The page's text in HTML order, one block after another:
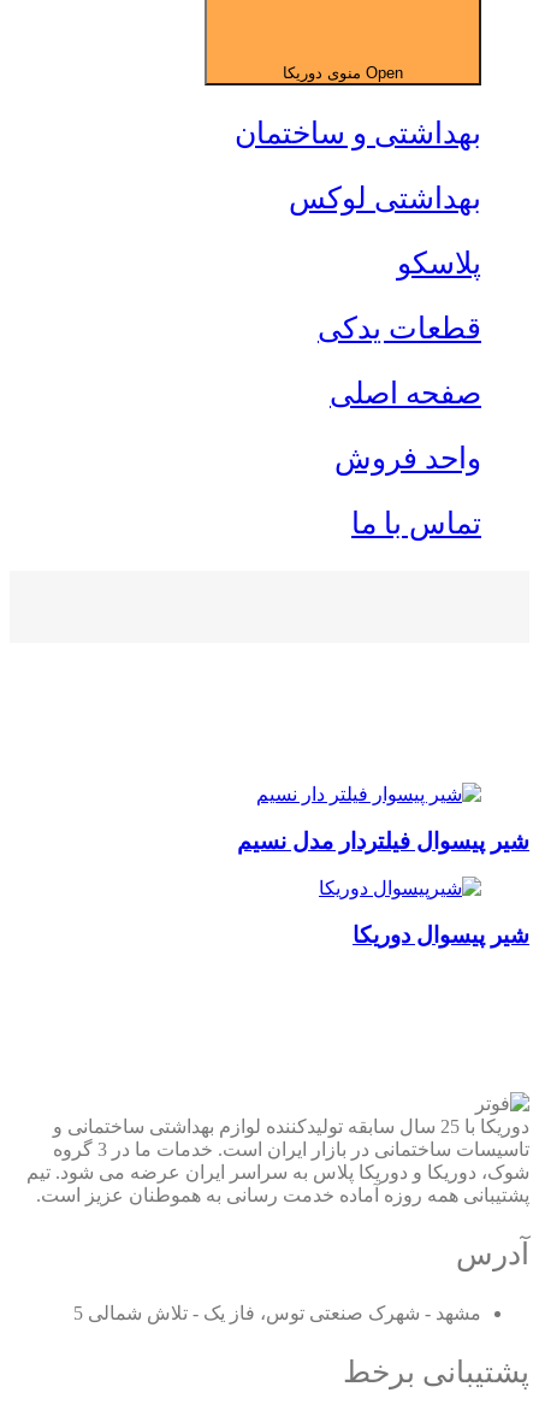
Open منوی دوریکا
بهداشتی و ساختمان
بهداشتی لوکس
پلاسکو
قطعات یدکی
صفحه اصلی
واحد فروش
تماس با ما
شیر پیسوال فیلتردار مدل نسیم
شیر پیسوال دوریکا
دوریکا با 25 سال سابقه تولیدکننده لوازم بهداشتی ساختمانی و
تاسیسات ساختمانی در بازار ایران است. خدمات ما در 3 گروه
شوک، دوریکا و دوریکا پلاس به سراسر ایران عرضه می شود. تیم
پشتیبانی همه روزه آماده خدمت رسانی به هموطنان عزیز است.
آدرس
مشهد - شهرک صنعتی توس، فاز یک - تلاش شمالی 5
پشتیبانی برخط